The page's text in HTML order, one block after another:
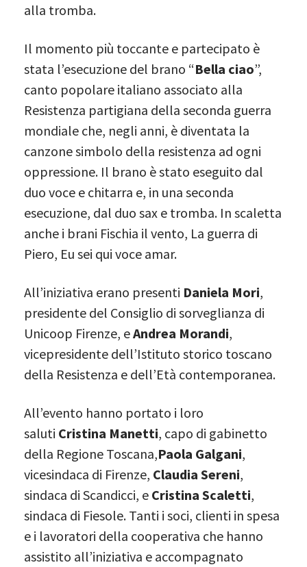
alla tromba.
Il momento più toccante e partecipato è
stata l’esecuzione del brano “Bella ciao”,
canto popolare italiano associato alla
Resistenza partigiana della seconda guerra
mondiale che, negli anni, è diventata la
canzone simbolo della resistenza ad ogni
oppressione. Il brano è stato eseguito dal
duo voce e chitarra e, in una seconda
esecuzione, dal duo sax e tromba. In scaletta
anche i brani Fischia il vento, La guerra di
Piero, Eu sei qui voce amar.
All’iniziativa erano presenti Daniela Mori,
presidente del Consiglio di sorveglianza di
Unicoop Firenze, eAndrea Morandi,
vicepresidente dell’Istituto storico toscano
della Resistenza e dell’Età contemporanea.
All’evento hanno portato i loro
saluti Cristina Manetti, capo di gabinetto
della Regione Toscana,Paola Galgani,
vicesindaca di Firenze, Claudia Sereni,
sindaca di Scandicci, e Cristina Scaletti,
sindaca di Fiesole. Tanti i soci, clienti in spesa
e i lavoratori della cooperativa che hanno
assistito all’iniziativa e accompagnato